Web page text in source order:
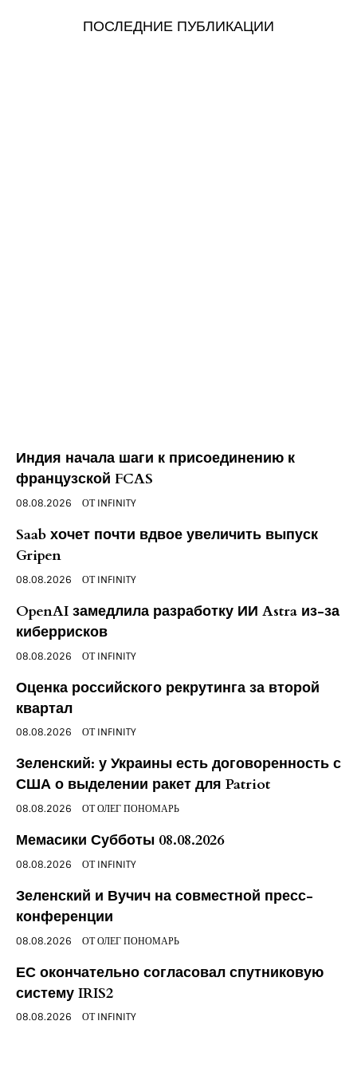
ПОСЛЕДНИЕ ПУБЛИКАЦИИ
Индия начала шаги к присоединению к
французской FCAS
08.08.2026 ОТINFINITY
Saab хочет почти вдвое увеличить выпуск
Gripen
08.08.2026 ОТINFINITY
OpenAI замедлила разработку ИИ Astra из-за
киберрисков
08.08.2026 ОТINFINITY
Оценка российского рекрутинга за второй
квартал
08.08.2026 ОТINFINITY
Зеленский: у Украины есть договоренность с
США о выделении ракет для Patriot
08.08.2026 ОТОЛЕГ ПОНОМАРЬ
Мемасики Субботы 08.08.2026
08.08.2026 ОТINFINITY
Зеленский и Вучич на совместной пресс-
конференции
08.08.2026 ОТОЛЕГ ПОНОМАРЬ
ЕС окончательно согласовал спутниковую
систему IRIS2
08.08.2026 ОТINFINITY